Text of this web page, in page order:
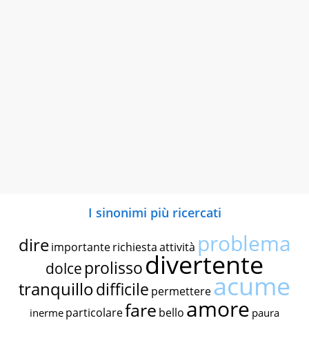
I sinonimi più ricercati
dire importante richiestaattività problema
dolce prolissodivertente
tranquillodifficile permettereacume
inerme particolarefare bello amore paura